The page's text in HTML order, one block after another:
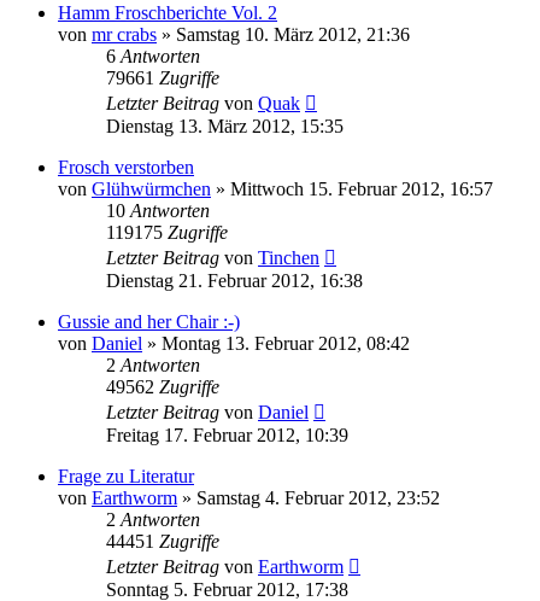
Hamm Froschberichte Vol. 2
von mr crabs » Samstag 10. März 2012, 21:36
6 Antworten
79661 Zugriffe
Letzter Beitrag von Quak
Dienstag 13. März 2012, 15:35
Frosch verstorben
von Glühwürmchen » Mittwoch 15. Februar 2012, 16:57
10 Antworten
119175 Zugriffe
Letzter Beitrag von Tinchen
Dienstag 21. Februar 2012, 16:38
Gussie and her Chair :-)
von Daniel » Montag 13. Februar 2012, 08:42
2 Antworten
49562 Zugriffe
Letzter Beitrag von Daniel
Freitag 17. Februar 2012, 10:39
Frage zu Literatur
von Earthworm » Samstag 4. Februar 2012, 23:52
2 Antworten
44451 Zugriffe
Letzter Beitrag von Earthworm
Sonntag 5. Februar 2012, 17:38